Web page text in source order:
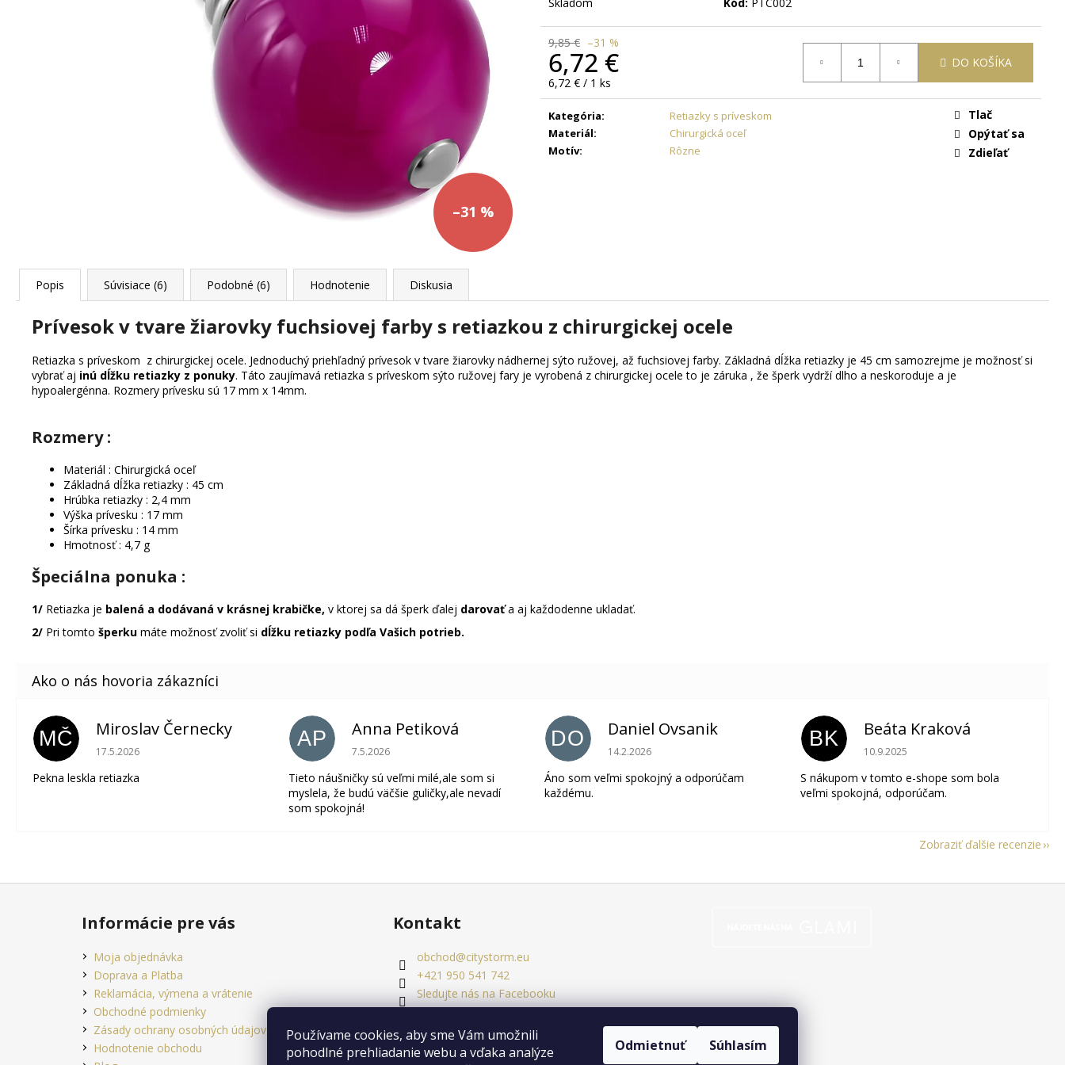
Používame cookies, aby sme Vám umožnili
pohodlné prehliadanie webu a vďaka analýze
Odmietnuť Súhlasím
9,85 € –31 %
6,72 €
Jednotková
cena:
6,72 € / 1 ks
DO KOŠÍKA
Kategória:
Retiazky s príveskom
Materiál:
Chirurgická oceľ
Motív: Rôzne
Tlač
Opýtať sa
Zdieľať
–31 %
Popis Súvisiace (6) Podobné (6) Hodnotenie Diskusia
Prívesok v tvare žiarovky fuchsiovej farby s retiazkou z chirurgickej ocele
Retiazka s príveskom z chirurgickej ocele. Jednoduchý priehľadný prívesok v tvare žiarovky nádhernej sýto ružovej, až fuchsiovej farby. Základná dĺžka retiazky je 45 cm samozrejme je možnosť si
vybrať aj inú dĺžku retiazky z ponuky. Táto zaujímavá retiazka s príveskom sýto ružovej fary je vyrobená z chirurgickej ocele to je záruka , že šperk vydrží dlho a neskoroduje a je
hypoalergénna. Rozmery prívesku sú 17 mm x 14mm.
Rozmery :
Materiál : Chirurgická oceľ
Základná dĺžka retiazky : 45 cm
Hrúbka retiazky : 2,4 mm
Výška prívesku : 17 mm
Šírka prívesku : 14 mm
Hmotnosť : 4,7 g
Špeciálna ponuka :
1/ Retiazka je balená a dodávaná v krásnej krabičke, v ktorej sa dá šperk ďalej darovaťa aj každodenne ukladať.
2/ Pri tomto šperku máte možnosť zvoliť si dĺžku retiazky podľa Vašich potrieb.
MČ Miroslav Černecky
Hodnotenie obchodu je 5 z 5 hviezdičiek.
17.5.2026
Pekna leskla retiazka
AP Anna Petiková
Hodnotenie obchodu je 5 z 5 hviezdičiek.
7.5.2026
Tieto náušničky sú veľmi milé,ale som si
myslela, že budú väčšie guličky,ale nevadí
som spokojná!
DO Daniel Ovsanik
Hodnotenie obchodu je 5 z 5 hviezdičiek.
14.2.2026
Áno som veľmi spokojný a odporúčam
každému.
BK Beáta Kraková
Hodnotenie obchodu je 5 z 5
10.9.2025
S nákupom v tomto e-shope som bola
veľmi spokojná, odporúčam.
Zobraziť ďalšie recenzie
MÔŽETE ZVOLIŤ DĹŽKU RETIAZKY
16,48 €
7,63 €
Z
Informácie pre vás
Moja objednávka
Doprava a Platba
Reklamácia, výmena a vrátenie
Obchodné podmienky
Zásady ochrany osobných údajov
Hodnotenie obchodu
Kontakt
obchod@citystorm.eu
+421 950 541 742
Sledujte nás na Facebooku
citystorm.eu